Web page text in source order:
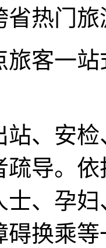
省热门
旅客一
站、安
导。
士、孕
碍换乘